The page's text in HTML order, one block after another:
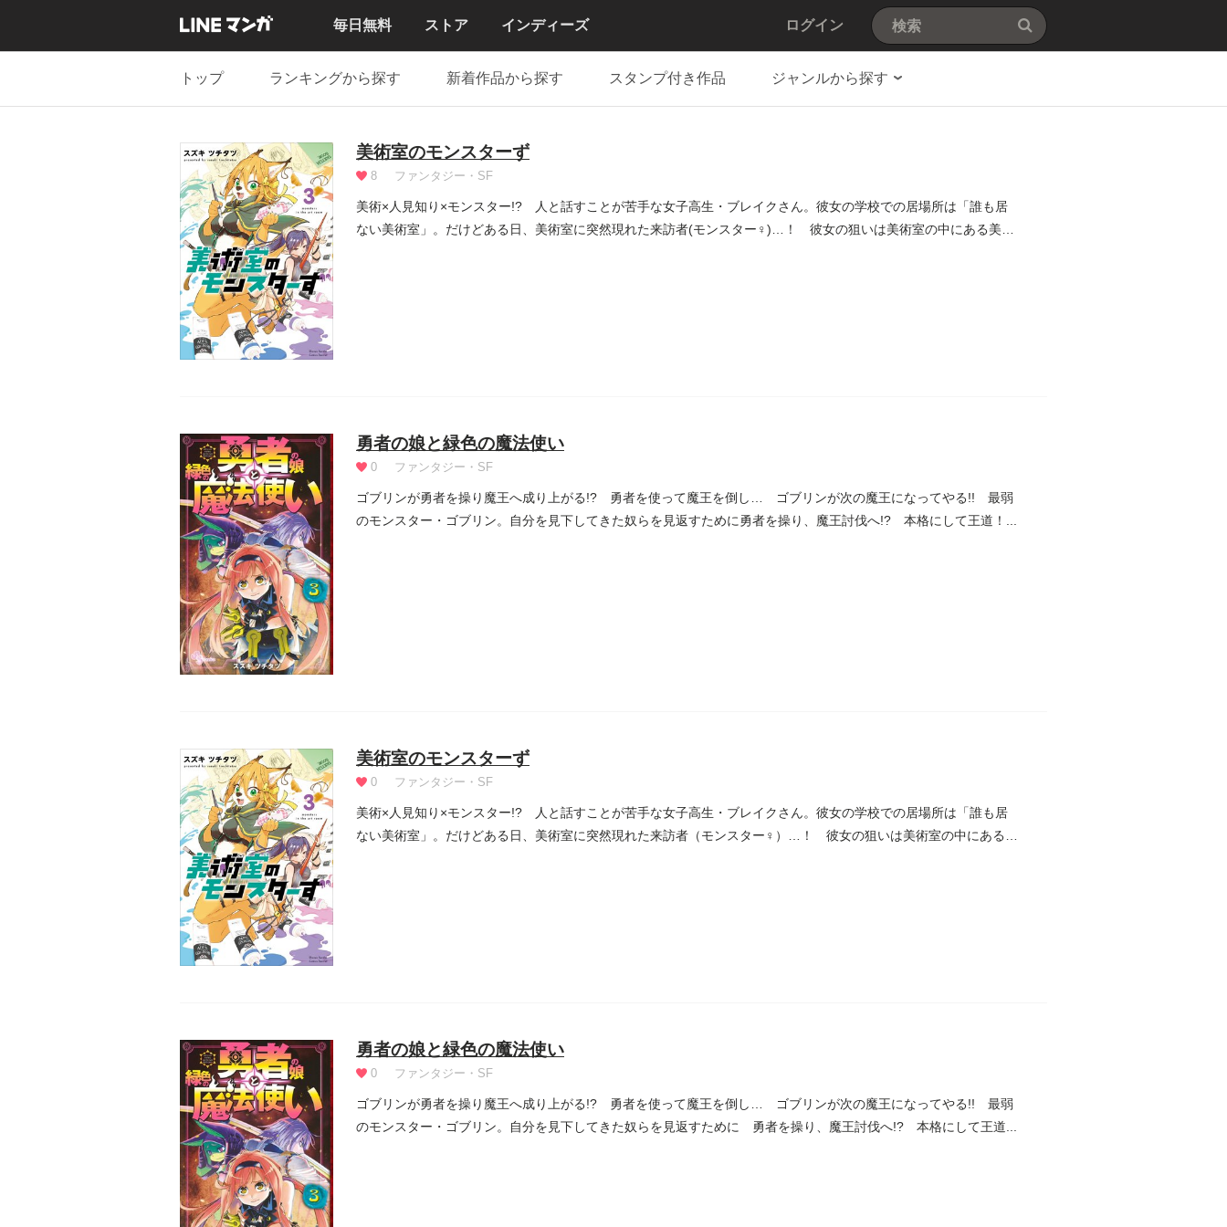
毎日無料 ストア インディーズ ログイン
トップ ランキングから探す 新着作品から探す スタンプ付き作品 ジャンルから探す
美術室のモンスターず
8 ファンタジー・SF
美術×人見知り×モンスター!? 人と話すことが苦手な女子高生・ブレイクさん。彼女の学校での居場所は「誰も居
ない美術室」。だけどある日、美術室に突然現れた来訪者(モンスター♀)…！ 彼女の狙いは美術室の中にある美
勇者の娘と緑色の魔法使い
0 ファンタジー・SF
ゴブリンが勇者を操り魔王へ成り上がる!? 勇者を使って魔王を倒し… ゴブリンが次の魔王になってやる!! 最弱
のモンスター・ゴブリン。自分を見下してきた奴らを見返すために勇者を操り、魔王討伐へ!? 本格にして王道！...
美術室のモンスターず
0 ファンタジー・SF
美術×人見知り×モンスター!? 人と話すことが苦手な女子高生・ブレイクさん。彼女の学校での居場所は「誰も居
ない美術室」。だけどある日、美術室に突然現れた来訪者（モンスター♀）…！ 彼女の狙いは美術室の中にある美
勇者の娘と緑色の魔法使い
0 ファンタジー・SF
ゴブリンが勇者を操り魔王へ成り上がる!? 勇者を使って魔王を倒し… ゴブリンが次の魔王になってやる!! 最弱
のモンスター・ゴブリン。自分を見下してきた奴らを見返すために 勇者を操り、魔王討伐へ!? 本格にして王道...